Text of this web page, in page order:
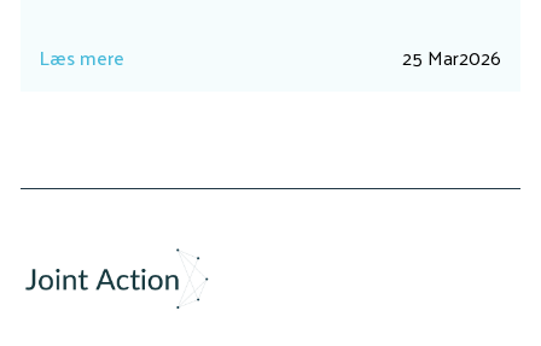
Læs mere 25 Mar2026